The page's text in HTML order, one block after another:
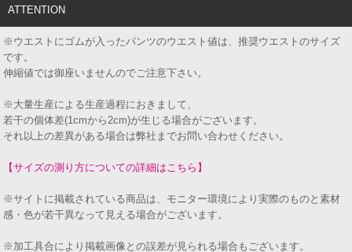
ATTENTION
※ウエストにゴムが入ったパンツのウエスト値は、推奨ウエストのサイズ
です。
伸縮値では御座いませんのでご注意下さい。
※大量生産による生産過程におきまして、
若干の個体差(1cmから2cm)が生じる場合がございます。
それ以上の差異がある場合は弊社までお問い合わせください。
【サイズの測り方についての詳細はこちら】
※サイトに掲載されている商品は、モニター環境により実際のものと素材
感・色が若干異なって見える場合がございます。
※加工具合により掲載画像との誤差が見られる場合もございます。